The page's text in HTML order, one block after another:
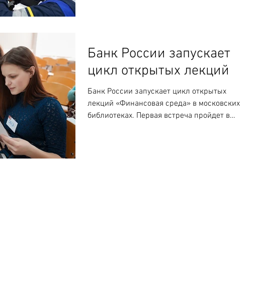
Банк России запускает
цикл открытых лекций
Банк России запускает цикл открытых
лекций «Финансовая среда» в московских
библиотеках. Первая встреча пройдет в